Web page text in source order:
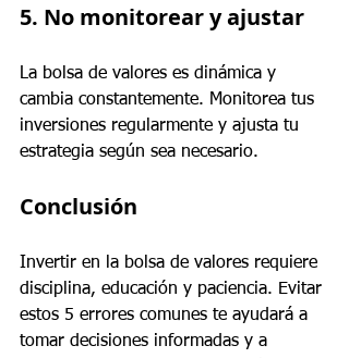
5. No monitorear y ajustar
La bolsa de valores es dinámica y
cambia constantemente. Monitorea tus
inversiones regularmente y ajusta tu
estrategia según sea necesario.
Conclusión
Invertir en la bolsa de valores requiere
disciplina, educación y paciencia. Evitar
estos 5 errores comunes te ayudará a
tomar decisiones informadas y a